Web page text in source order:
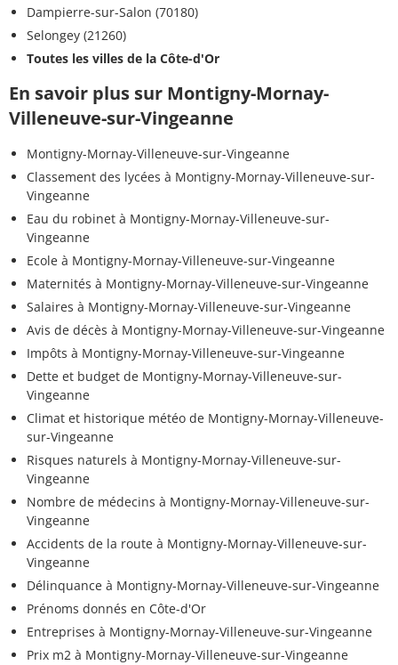
Dampierre-sur-Salon (70180)
Selongey (21260)
Toutes les villes de la Côte-d'Or
En savoir plus sur Montigny-Mornay-
Villeneuve-sur-Vingeanne
Montigny-Mornay-Villeneuve-sur-Vingeanne
Classement des lycées à Montigny-Mornay-Villeneuve-sur-
Vingeanne
Eau du robinet à Montigny-Mornay-Villeneuve-sur-
Vingeanne
Ecole à Montigny-Mornay-Villeneuve-sur-Vingeanne
Maternités à Montigny-Mornay-Villeneuve-sur-Vingeanne
Salaires à Montigny-Mornay-Villeneuve-sur-Vingeanne
Avis de décès à Montigny-Mornay-Villeneuve-sur-Vingeanne
Impôts à Montigny-Mornay-Villeneuve-sur-Vingeanne
Dette et budget de Montigny-Mornay-Villeneuve-sur-
Vingeanne
Climat et historique météo de Montigny-Mornay-Villeneuve-
sur-Vingeanne
Risques naturels à Montigny-Mornay-Villeneuve-sur-
Vingeanne
Nombre de médecins à Montigny-Mornay-Villeneuve-sur-
Vingeanne
Accidents de la route à Montigny-Mornay-Villeneuve-sur-
Vingeanne
Délinquance à Montigny-Mornay-Villeneuve-sur-Vingeanne
Prénoms donnés en Côte-d'Or
Entreprises à Montigny-Mornay-Villeneuve-sur-Vingeanne
Prix m2 à Montigny-Mornay-Villeneuve-sur-Vingeanne